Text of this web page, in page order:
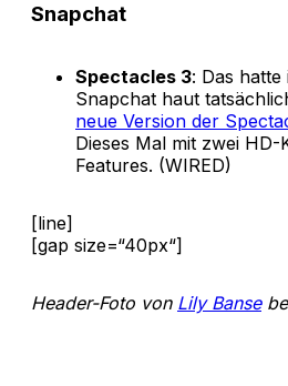
Snapchat
Spectacles 3: Das
Snapchat haut
neue Version der
Dieses Mal mit zwei HD-
Features. (WIRED)
[line]
[gap size=“40px“]
Header-Foto von Lily Banse